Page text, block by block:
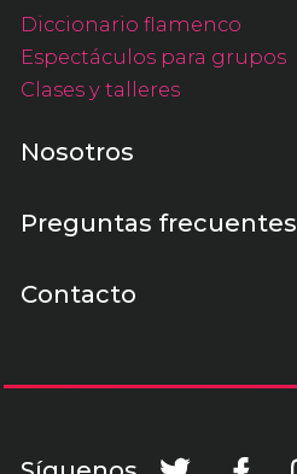
Diccionario flamenco
Espectáculos para grupos
Clases y talleres
Nosotros
Preguntas frecuentes
Contacto